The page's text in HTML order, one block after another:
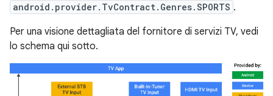
android.provider.TvContract.Genres.SPORTS .
Per una visione dettagliata del fornitore di servizi TV, vedi
lo schema qui sotto.